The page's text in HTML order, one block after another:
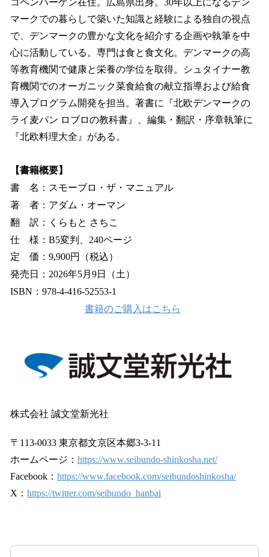
マークでの暮らしで築いた知識と経験による独自の視点
で、デンマークの豊かな文化を紹介する企画や執筆を中
心に活動している。専門は食と食文化。デンマークの高
等教育機関で健康と栄養の学位を取得。シュタイナー教
育機関でのオーガニック菜食給食の献立指導および給食
導入プログラム開発を担当。著書に『北欧デンマークの
ライ麦パン ロブロの教科書』、編集・翻訳・序章執筆に
『北欧料理大全』がある。
【書籍概要】
書 名：スモーブロ・ザ・マニュアル
著 者：アダム・オーマン
翻 訳：くらもと さちこ
仕 様：B5変判、240ページ
定 価：9,900円（税込）
発売日：2026年5月9日（土）
ISBN：978-4-416-52553-1
書籍のご購入はこちら
株式会社 誠文堂新光社
〒113-0033 東京都文京区本郷3-3-11
ホームページ： https://www.seibundo-shinkosha.net/
Facebook： https://www.facebook.com/seibundoshinkosha/
X： https://twitter.com/seibundo_hanbai